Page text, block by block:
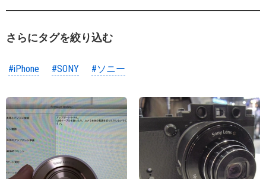
さらにタグを絞り込む
#iPhone #SONY #ソニー